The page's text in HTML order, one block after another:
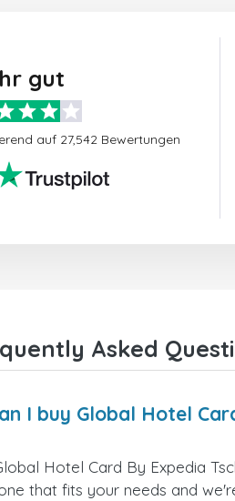
gut
auf 27,542 Bewertungen
Asked
I buy Global Hotel
Hotel Card By Expedia
that fits your needs and